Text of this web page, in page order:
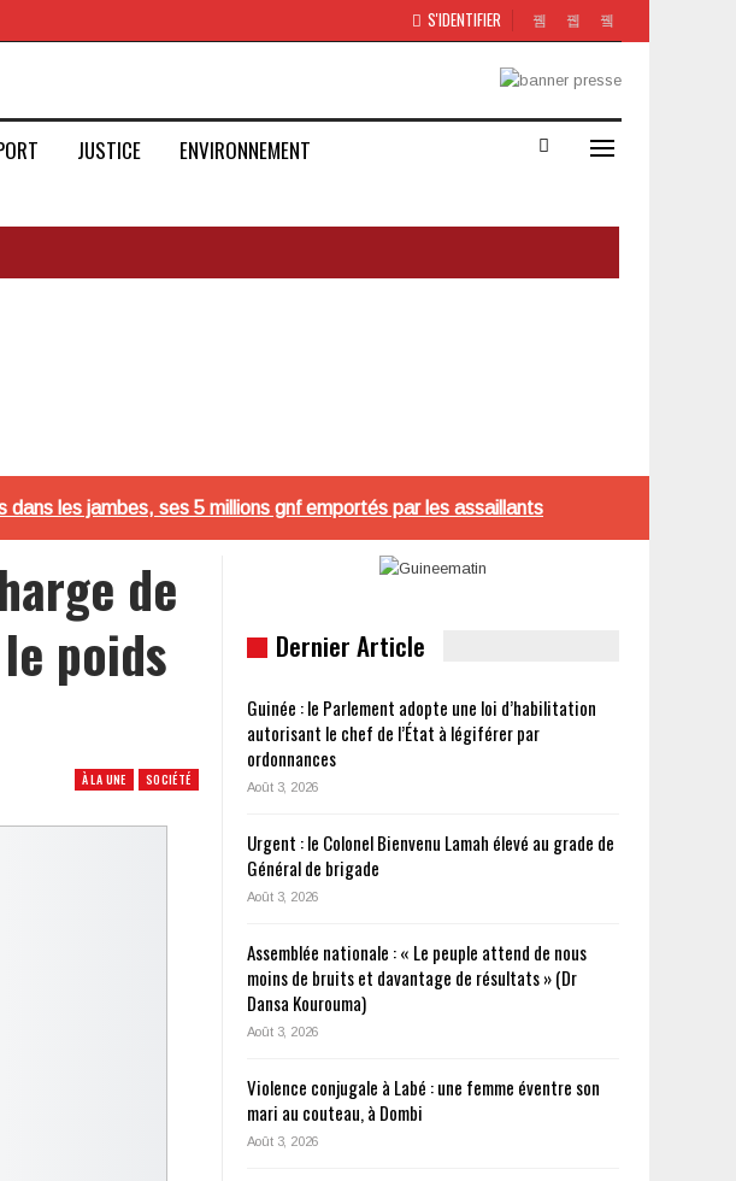
S'IDENTIFIER
JUSTICE ENVIRONNEMENT
les jambes, ses 5 millions gnf emportés par les assaillants
de
poids
À LA UNE SOCIÉTÉ
Dernier Article
Guinée : le Parlement adopte une loi d’habilitation
autorisant le chef de l’État à légiférer par
ordonnances
Août 3, 2026
Urgent : le Colonel Bienvenu Lamah élevé au grade de
Général de brigade
Août 3, 2026
Assemblée nationale : « Le peuple attend de nous
moins de bruits et davantage de résultats » (Dr
Dansa Kourouma)
Août 3, 2026
Violence conjugale à Labé : une femme éventre son
mari au couteau, à Dombi
Août 3, 2026